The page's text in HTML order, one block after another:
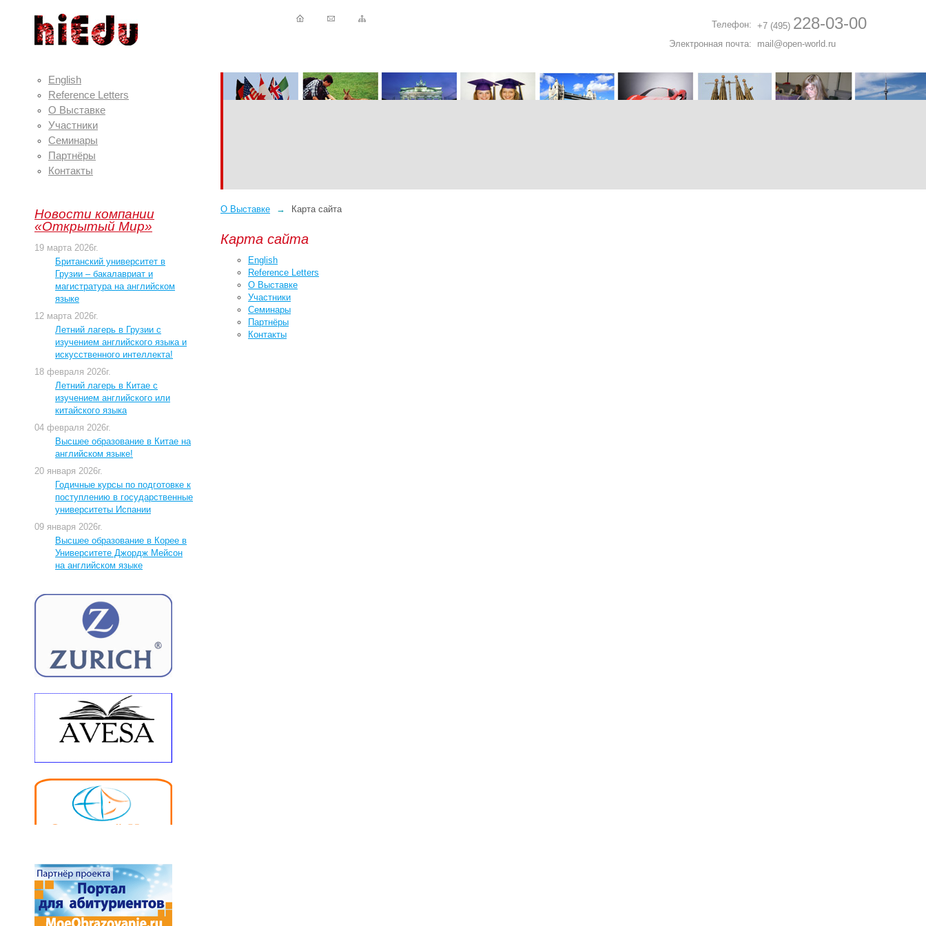
Телефон: +7 (495) 228-03-00
Электронная почта: mail@open-world.ru
English
Reference Letters
О Выставке
Участники
Семинары
Партнёры
Контакты
Новости компании
«Открытый Мир»
19 марта 2026г.
Британский университет в
Грузии – бакалавриат и
магистратура на английском
языке
12 марта 2026г.
Летний лагерь в Грузии с
изучением английского языка и
искусственного интеллекта!
18 февраля 2026г.
Летний лагерь в Китае с
изучением английского или
китайского языка
04 февраля 2026г.
Высшее образование в Китае на
английском языке!
20 января 2026г.
Годичные курсы по подготовке к
поступлению в государственные
университеты Испании
09 января 2026г.
Высшее образование в Корее в
Университете Джордж Мейсон
на английском языке
О Выставке → Карта сайта
Карта сайта
English
Reference Letters
О Выставке
Участники
Семинары
Партнёры
Контакты